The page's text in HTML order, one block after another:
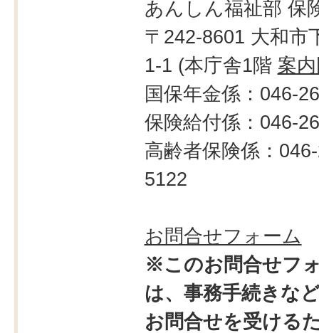
あんしん福祉部 保
〒242-8601 大和市
1-1 (本庁舎1階 案
国保年金係：046-
保険給付係：046-
高齢者保険係：
5122
お問合せフォーム
※このお問合せフ
は、事務手続きな
お問合せを受ける